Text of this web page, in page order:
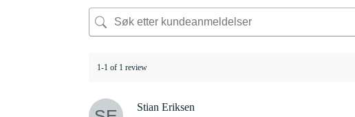
1-1 of 1 review
Stian Eriksen